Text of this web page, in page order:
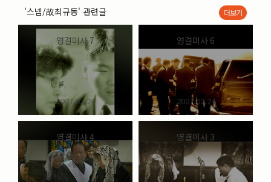
'스넵/故최규동' 관련글
영결미사 7
2007.02.24
영결미사 6
2007.02.24
영결미사 4 영결미사 3
더보기